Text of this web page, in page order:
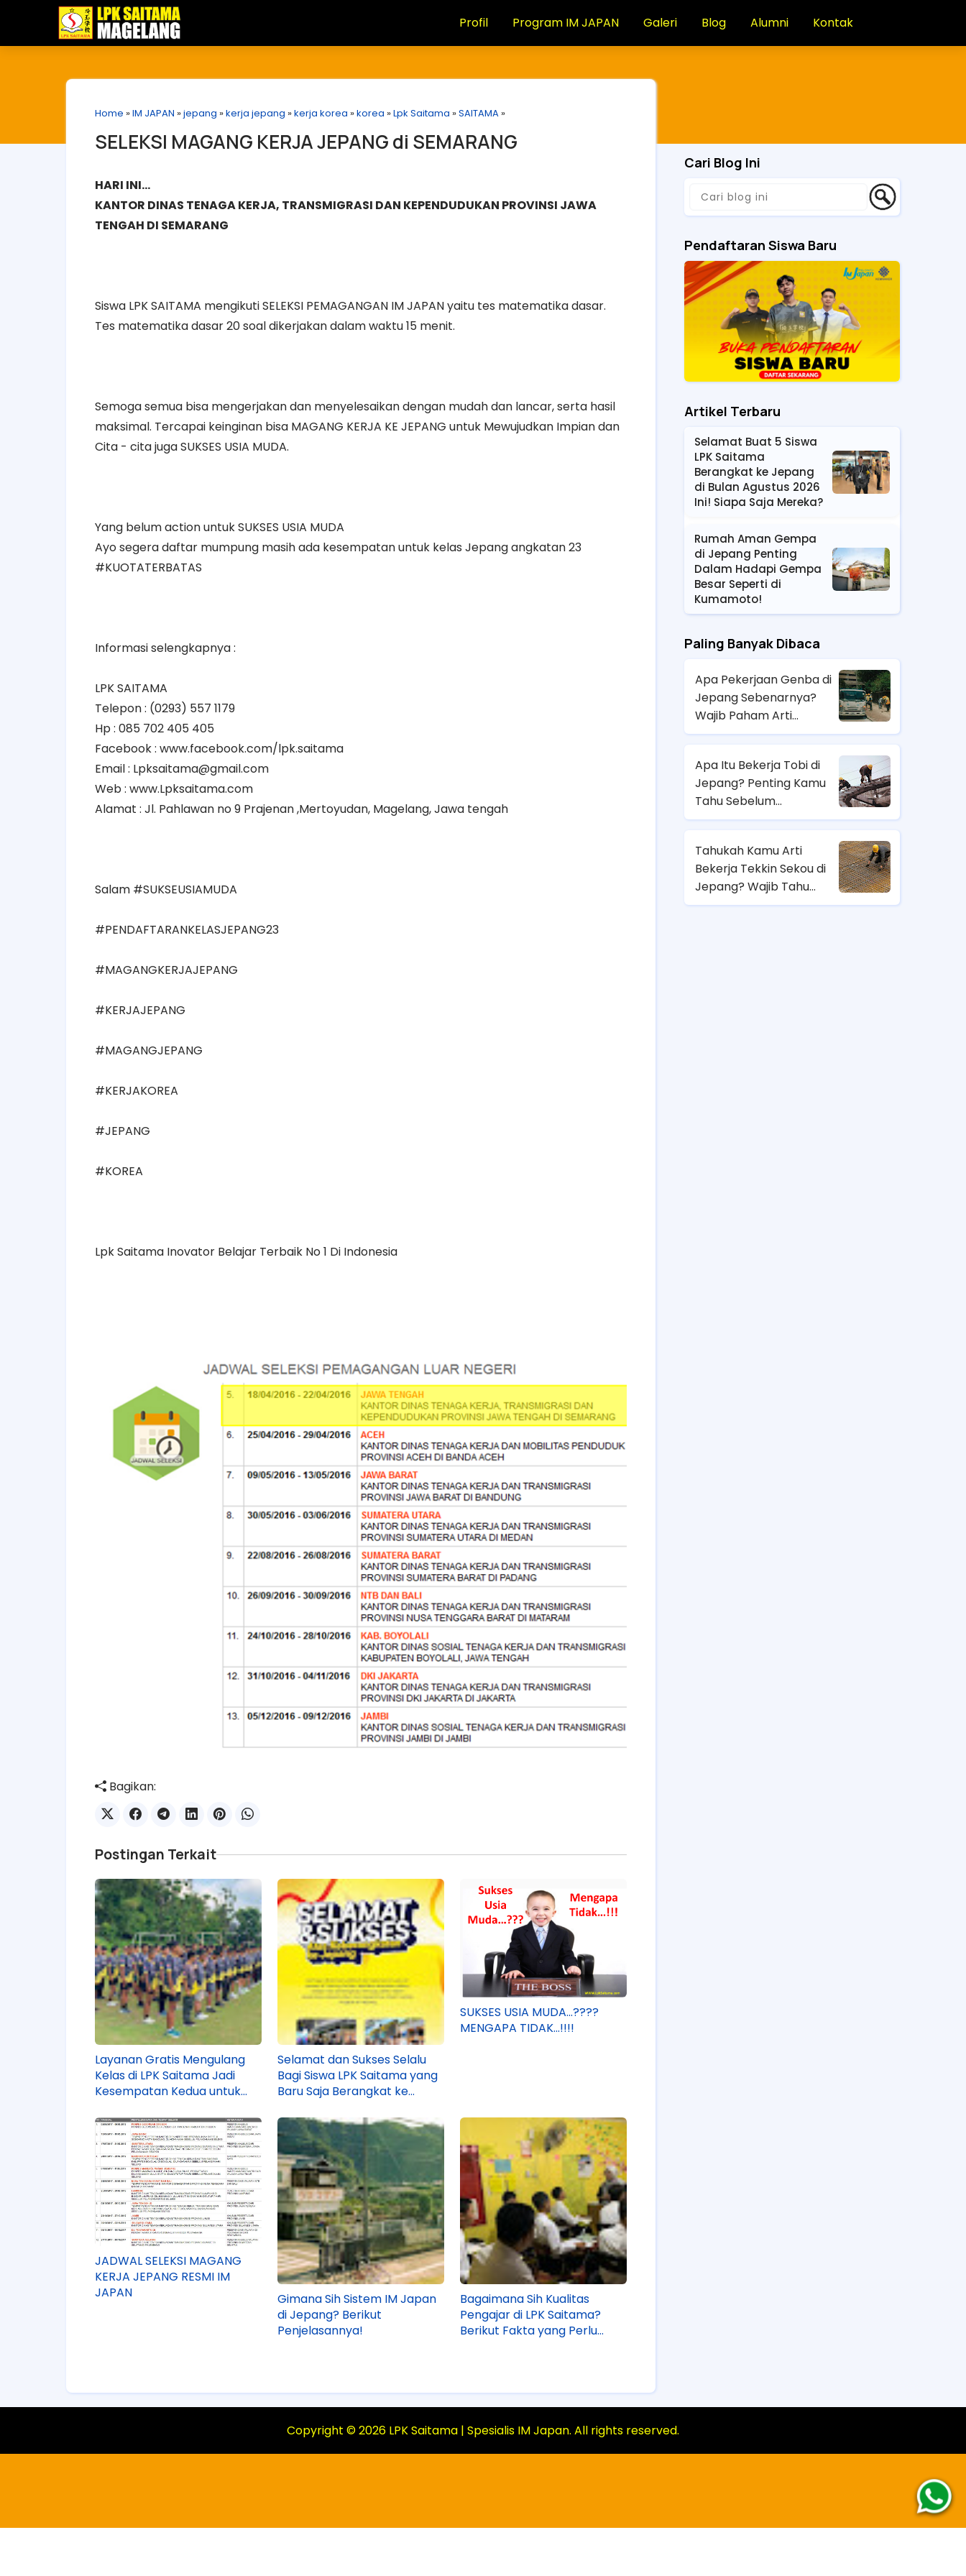
Profil Program IM JAPAN Galeri Blog Alumni Kontak
Home »IM JAPAN »jepang »kerja jepang »kerja korea »korea »Lpk Saitama »SAITAMA »
SELEKSI MAGANG KERJA JEPANG di SEMARANG
HARI INI...
KANTOR DINAS TENAGA KERJA, TRANSMIGRASI DAN KEPENDUDUKAN PROVINSI JAWA
TENGAH DI SEMARANG
Siswa LPK SAITAMA mengikuti SELEKSI PEMAGANGAN IM JAPAN yaitu tes matematika dasar.
Tes matematika dasar 20 soal dikerjakan dalam waktu 15 menit.
Semoga semua bisa mengerjakan dan menyelesaikan dengan mudah dan lancar, serta hasil
maksimal. Tercapai keinginan bisa MAGANG KERJA KE JEPANG untuk Mewujudkan Impian dan
Cita - cita juga SUKSES USIA MUDA.
Yang belum action untuk SUKSES USIA MUDA
Ayo segera daftar mumpung masih ada kesempatan untuk kelas Jepang angkatan 23
#KUOTATERBATAS
Informasi selengkapnya :
LPK SAITAMA
Telepon : (0293) 557 1179
Hp : 085 702 405 405
Facebook : www.facebook.com/lpk.saitama
Email : Lpksaitama@gmail.com
Web : www.Lpksaitama.com
Alamat : Jl. Pahlawan no 9 Prajenan ,Mertoyudan, Magelang, Jawa tengah
Salam ‪#‎SUKSEUSIAMUDA‬
‪#‎PENDAFTARANKELASJEPANG23‬
#‎MAGANGKERJAJEPANG‬
#‎KERJAJEPANG‬
#‎MAGANGJEPANG‬
#‎KERJAKOREA‬
#‎JEPANG‬
#‎KOREA‬
Lpk Saitama Inovator Belajar Terbaik No 1 Di Indonesia
Bagikan:
Postingan Terkait
Layanan Gratis Mengulang
Kelas di LPK Saitama Jadi
Kesempatan Kedua untuk
Selamat dan Sukses Selalu
Bagi Siswa LPK Saitama yang
Baru Saja Berangkat ke
SUKSES USIA MUDA...????
MENGAPA TIDAK...!!!!
JADWAL SELEKSI MAGANG
KERJA JEPANG RESMI IM
JAPAN
Gimana Sih Sistem IM Japan
di Jepang? Berikut
Penjelasannya!
Bagaimana Sih Kualitas
Pengajar di LPK Saitama?
Berikut Fakta yang Perlu
Cari Blog Ini
Pendaftaran Siswa Baru
Artikel Terbaru
Selamat Buat 5 Siswa
LPK Saitama
Berangkat ke Jepang
di Bulan Agustus 2026
Ini! Siapa Saja Mereka?
Rumah Aman Gempa
di Jepang Penting
Dalam Hadapi Gempa
Besar Seperti di
Kumamoto!
Paling Banyak Dibaca
Apa Pekerjaan Genba di
Jepang Sebenarnya?
Wajib Paham Arti
Pekerjaannya Sebelum
Apa Itu Bekerja Tobi di
Jepang? Penting Kamu
Tahu Sebelum
Berangkat Magang Kerja
Tahukah Kamu Arti
Bekerja Tekkin Sekou di
Jepang? Wajib Tahu
Sebelum Pilih Job
Copyright ©2026 LPK Saitama | Spesialis IM Japan. All rights reserved.